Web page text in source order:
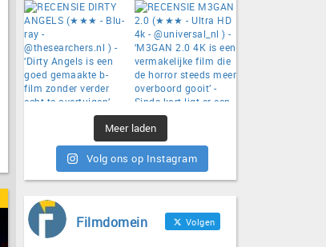
Meer laden
Volg ons op Instagram
Filmdomein Volgen